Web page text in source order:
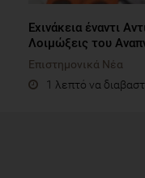
Εχινάκεια έναντι
Λοιμώξεις του
Επιστημονικά Νέα
1 λεπτό να